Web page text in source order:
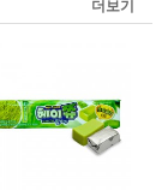
더보기